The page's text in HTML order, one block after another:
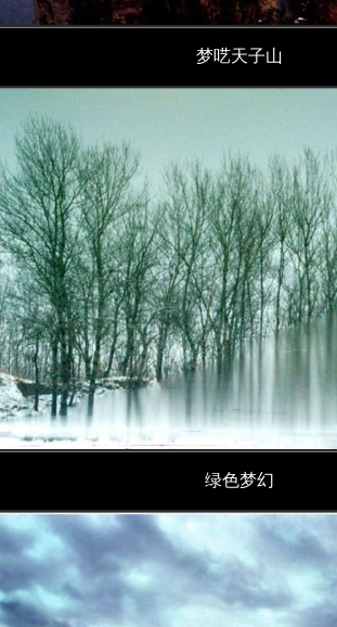
梦呓天子山
绿色梦幻